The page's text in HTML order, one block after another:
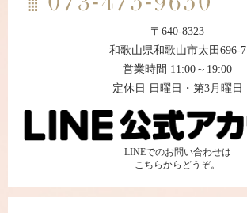
〒640-8323
和歌山県和歌山市太田696-7
営業時間 11:00～19:00
定休日 日曜日・第3月曜日
LINEでのお問い合わせは
こちらからどうぞ。